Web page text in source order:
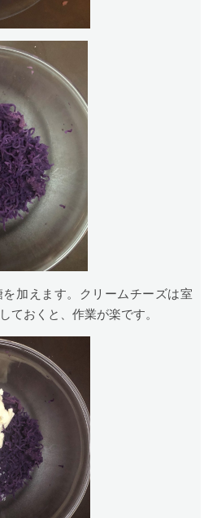
加えます。クリームチーズは室
ておくと、作業が楽です。